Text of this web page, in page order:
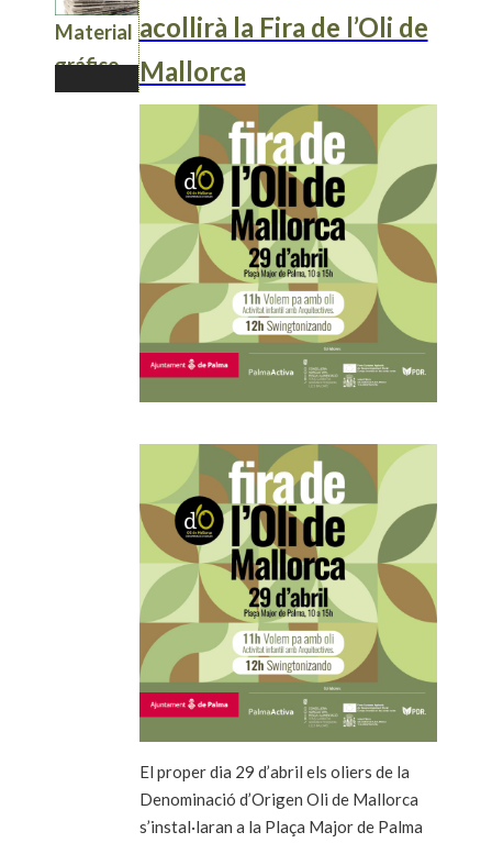
Material
gráfico
acollirà la Fira de l’Oli de
Mallorca
El proper dia 29 d’abril els oliers de la
Denominació d’Origen Oli de Mallorca
s’instal·laran a la Plaça Major de Palma